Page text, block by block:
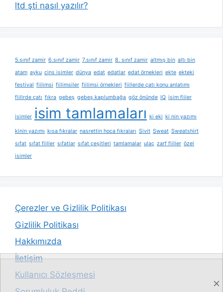
ltd şti nasıl yazılır?
5.sınıf zamir 6.sınıf zamir 7.sınıf zamir 8. sınıf zamir altmış bin altı bin
atam ayku cins isimler dünya edat edatlar edat örnekleri ekte ekteki
festival fiilimsi fiilimsiler fiilimsi örnekleri fiillerde çatı konu anlatımı
fiillrde çatı fıkra gebeş gebeş kaplumbağa göz önünde IQ isim fiiler
isimler isim tamlamaları ki eki ki nin yazımı
kinin yazımı kısa fıkralar nasrettin hoca fıkraları Sivit Sweat Sweatshirt
sıfat sıfat fiiller sıfatlar sıfat çeşitleri tamlamalar ulaç zarf fiiller özel
isimler
Çerezler ve Gizlilik Politikası
Gizlilik Politikası
Hakkımızda
İletişim
Kullanıcı Sözleşmesi